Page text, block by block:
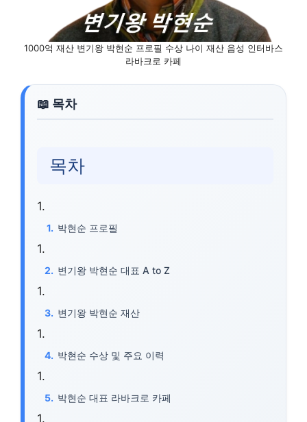
1000억 재산 변기왕 박현순 프로필 수상 나이 재산 음성 인터바스
라바크로 카페
목차
박현순 프로필
변기왕 박현순 대표 A to Z
변기왕 박현순 재산
박현순 수상 및 주요 이력
박현순 대표 라바크로 카페